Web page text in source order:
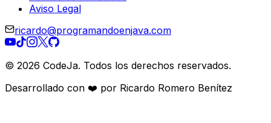
Aviso Legal
ricardo@programandoenjava.com
© 2026 CodeJa. Todos los derechos reservados.
Desarrollado con ❤️ por Ricardo Romero Benítez